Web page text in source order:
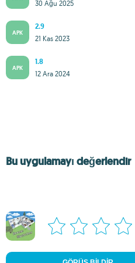
30 Ağu 2025
APK
2.9
21 Kas 2023
APK
1.8
12 Ara 2024
Bu uygulamayı değerlendir